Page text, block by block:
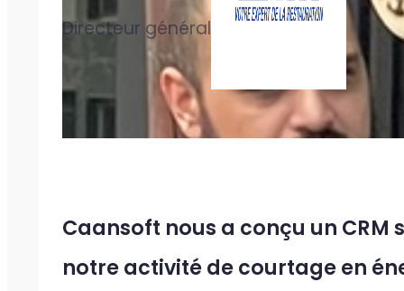
Directeur général
Caansoft nous a conçu un
notre activité de courtage en